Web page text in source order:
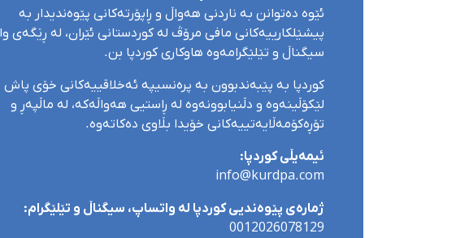
ئێوە دەتوانن بە ناردنی هەواڵ و ڕاپۆرتەکانی پێوەندیدار بە
پیشێلکارییەکانی مافی مرۆڤ لە کوردستانی ئێران، لە ڕێگەی
سیگناڵ و تێلێگرامەوە هاوکاری کوردپا بن.
کوردپا بە پێبەندبوون بە پرەنسیپە ئەخلاقییەکانی خۆی پاش
لێکۆڵینەوە و دڵنیابوونەوە لە ڕاستیی هەواڵەکە، لە ماڵپەڕ و
تۆڕەکۆمەڵایەتییەکانی خۆیدا بڵاوی دەکاتەوە.
ئیمەیڵی کوردپا:
info@kurdpa.com
ژمارەی پێوەندیی کوردپا لە واتساپ، سیگناڵ و تێلێگرام:
0012026078129